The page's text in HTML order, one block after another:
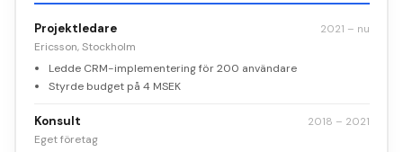
Projektledare 2021 – nu
Ericsson, Stockholm
Ledde CRM-implementering för 200 användare
Styrde budget på 4 MSEK
Konsult 2018 – 2021
Eget företag